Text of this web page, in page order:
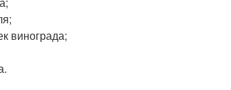
винограда;